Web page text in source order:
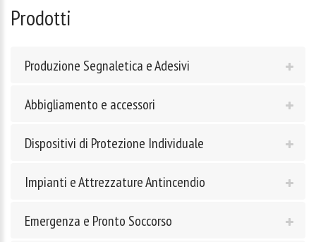
Prodotti
Produzione Segnaletica e Adesivi
Abbigliamento e accessori
Dispositivi di Protezione Individuale
Impianti e Attrezzature Antincendio
Emergenza e Pronto Soccorso